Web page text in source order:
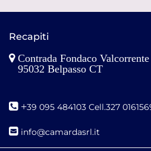
Recapiti
Contrada Fondaco Valcorrente
95032 Belpasso CT
+39 095 484103 Cell.327
info@camardasrl.it